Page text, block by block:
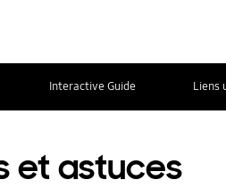
Interactive Guide Liens
et astuces